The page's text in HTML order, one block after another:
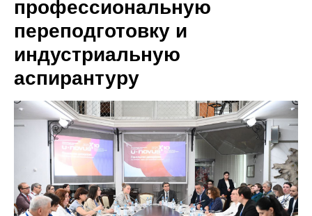
профессиональную
переподготовку и
индустриальную
аспирантуру